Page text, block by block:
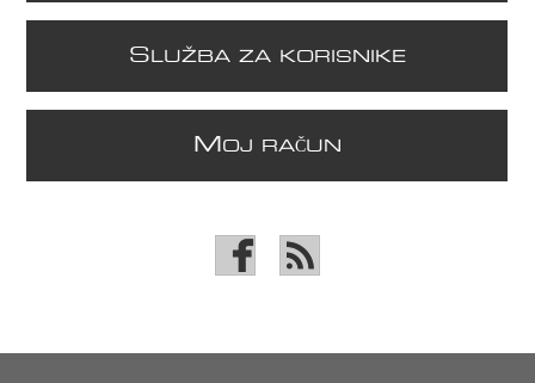
S LUŽBA ZA KORISNIKE
M OJ RAČUN